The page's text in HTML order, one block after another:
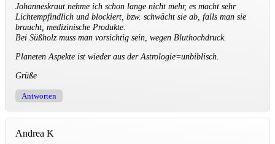
Johanneskraut nehme ich schon lange nicht mehr, es macht sehr
Lichtempfindlich und blockiert, bzw. schwächt sie ab, falls man sie
braucht, medizinische Produkte.
Bei Süßholz muss man vorsichtig sein, wegen Bluthochdruck.
Planeten Aspekte ist wieder aus der Astrologie=unbiblisch.
Grüße
Antworten
Andrea K